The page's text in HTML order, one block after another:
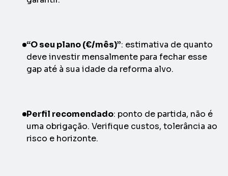
“O seu plano (€/mês)”: estimativa de quanto
deve investir mensalmente para fechar esse
gap até à sua idade da reforma alvo.
Perfil recomendado: ponto de partida, não é
uma obrigação. Verifique custos, tolerância ao
risco e horizonte.